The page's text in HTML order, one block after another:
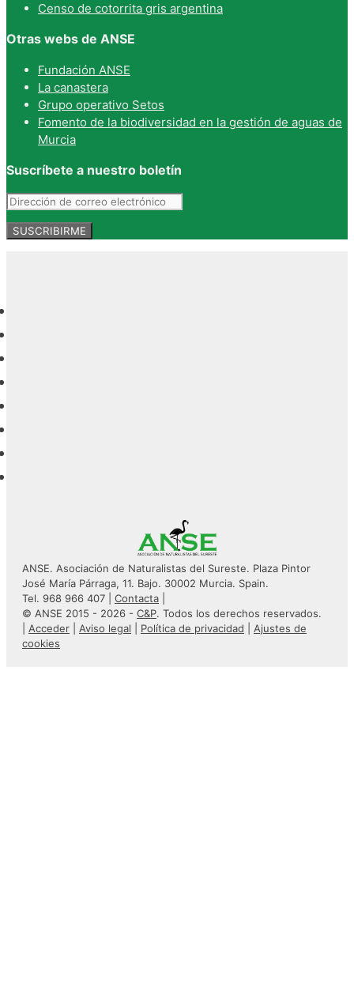
Censo de cotorrita gris argentina
Otras webs de ANSE
Fundación ANSE
La canastera
Grupo operativo Setos
Fomento de la biodiversidad en la gestión de aguas de
Murcia
Suscríbete a nuestro boletín
ANSE. Asociación de Naturalistas del Sureste. Plaza Pintor
José María Párraga, 11. Bajo. 30002 Murcia. Spain.
Tel. 968 966 407 | Contacta
© ANSE 2015 - 2026 - C&P. Todos los derechos reservados.
Acceder Aviso legal Política de privacidad
Ajustes de
cookies